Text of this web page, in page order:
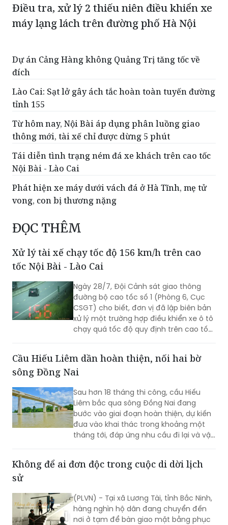
Điều tra, xử lý 2 thiếu niên điều khiển xe
máy lạng lách trên đường phố Hà Nội
Dự án Cảng Hàng không Quảng Trị tăng tốc về
đích
Lào Cai: Sạt lở gây ách tắc hoàn toàn tuyến đường
tỉnh 155
Từ hôm nay, Nội Bài áp dụng phân luồng giao
thông mới, tài xế chỉ được dừng 5 phút
Tái diễn tình trạng ném đá xe khách trên cao tốc
Nội Bài - Lào Cai
Phát hiện xe máy dưới vách đá ở Hà Tĩnh, mẹ tử
vong, con bị thương nặng
ĐỌC THÊM
Xử lý tài xế chạy tốc độ 156 km/h trên cao
tốc Nội Bài - Lào Cai
Ngày 28/7, Đội Cảnh sát giao thông
đường bộ cao tốc số 1 (Phòng 6, Cục
CSGT) cho biết, đơn vị đã lập biên bản
xử lý một trường hợp điều khiển xe ô tô
chạy quá tốc độ quy định trên cao tốc
Cầu Hiếu Liêm dần hoàn thiện, nối hai bờ
sông Đồng Nai
Sau hơn 18 tháng thi công, cầu Hiếu
Liêm bắc qua sông Đồng Nai đang
bước vào giai đoạn hoàn thiện, dự kiến
đưa vào khai thác trong khoảng một
tháng tới, đáp ứng nhu cầu đi lại và vận
Không để ai đơn độc trong cuộc di dời lịch
sử
(PLVN) - Tại xã Lương Tài, tỉnh Bắc Ninh,
hàng nghìn hộ dân đang chuyển đến
nơi ở tạm để bàn giao mặt bằng phục